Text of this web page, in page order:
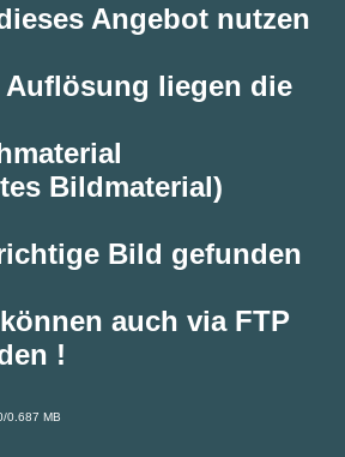
Angebot nutzen
Auflösung liegen die
Bildmaterial)
Bild gefunden
auch via FTP
!
0.687 MB